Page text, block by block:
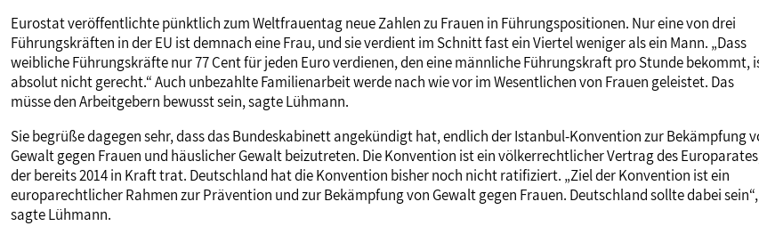
Eurostat veröffentlichte pünktlich zum Weltfrauentag neue Zahlen zu Frauen in Führungspositionen. Nur eine von drei
Führungskräften in der EU ist demnach eine Frau, und sie verdient im Schnitt fast ein Viertel weniger als ein Mann. „Dass
weibliche Führungskräfte nur 77 Cent für jeden Euro verdienen, den eine männliche Führungskraft pro Stunde bekommt,
absolut nicht gerecht.“ Auch unbezahlte Familienarbeit werde nach wie vor im Wesentlichen von Frauen geleistet. Das
müsse den Arbeitgebern bewusst sein, sagte Lühmann.
Sie begrüße dagegen sehr, dass das Bundeskabinett angekündigt hat, endlich der Istanbul-Konvention zur Bekämpfung
Gewalt gegen Frauen und häuslicher Gewalt beizutreten. Die Konvention ist ein völkerrechtlicher Vertrag des
der bereits 2014 in Kraft trat. Deutschland hat die Konvention bisher noch nicht ratifiziert. „Ziel der Konvention ist ein
europarechtlicher Rahmen zur Prävention und zur Bekämpfung von Gewalt gegen Frauen. Deutschland sollte dabei sein“,
sagte Lühmann.